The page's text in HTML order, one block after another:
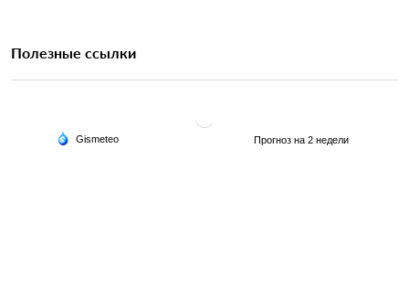
Полезные ссылки